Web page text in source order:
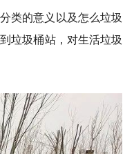
类的意义以及怎么垃圾
垃圾桶站，对生活垃圾